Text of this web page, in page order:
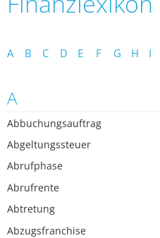
A B C D E F G H I
A
Abbuchungsauftrag
Abgeltungssteuer
Abrufphase
Abrufrente
Abtretung
Abzugsfranchise